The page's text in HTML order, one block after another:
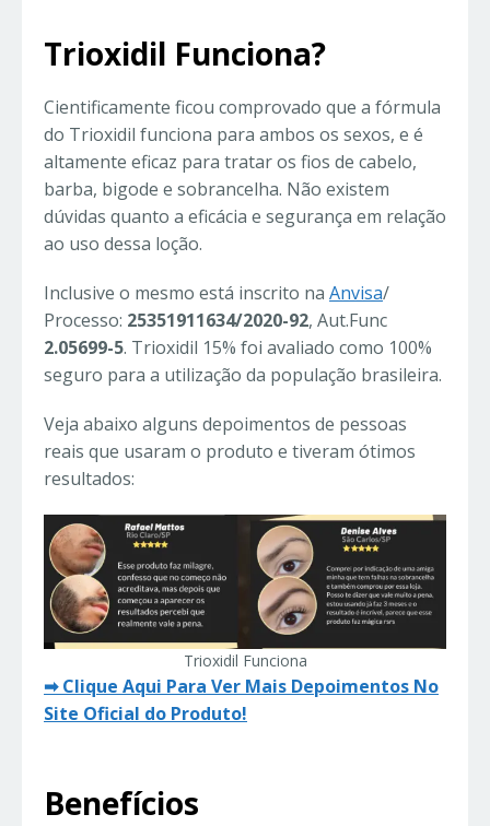
Trioxidil Funciona?
Cientificamente ficou comprovado que a fórmula
do Trioxidil funciona para ambos os sexos, e é
altamente eficaz para tratar os fios de cabelo,
barba, bigode e sobrancelha. Não existem
dúvidas quanto a eficácia e segurança em relação
ao uso dessa loção.
Inclusive o mesmo está inscrito na Anvisa/
Processo: 25351911634/2020-92, Aut.Func
2.05699-5. Trioxidil 15% foi avaliado como 100%
seguro para a utilização da população brasileira.
Veja abaixo alguns depoimentos de pessoas
reais que usaram o produto e tiveram ótimos
resultados:
Trioxidil Funciona
➡ Clique Aqui Para Ver Mais Depoimentos No
Site Oficial do Produto!
Benefícios